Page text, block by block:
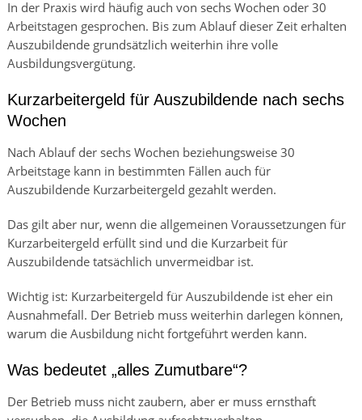
In der Praxis wird häufig auch von sechs Wochen oder 30
Arbeitstagen gesprochen. Bis zum Ablauf dieser Zeit erhalten
Auszubildende grundsätzlich weiterhin ihre volle
Ausbildungsvergütung.
Kurzarbeitergeld für Auszubildende nach sechs
Wochen
Nach Ablauf der sechs Wochen beziehungsweise 30
Arbeitstage kann in bestimmten Fällen auch für
Auszubildende Kurzarbeitergeld gezahlt werden.
Das gilt aber nur, wenn die allgemeinen Voraussetzungen für
Kurzarbeitergeld erfüllt sind und die Kurzarbeit für
Auszubildende tatsächlich unvermeidbar ist.
Wichtig ist: Kurzarbeitergeld für Auszubildende ist eher ein
Ausnahmefall. Der Betrieb muss weiterhin darlegen können,
warum die Ausbildung nicht fortgeführt werden kann.
Was bedeutet „alles Zumutbare“?
Der Betrieb muss nicht zaubern, aber er muss ernsthaft